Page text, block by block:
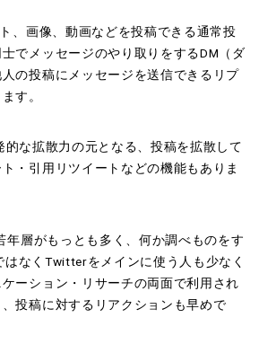
、画像、動画などを投稿できる通常投
でメッセージのやり取りをするDM（ダ
の投稿にメッセージを送信できるリプ
す。
な拡散力の元となる、投稿を拡散して
・引用リツイートなどの機能もありま
年層がもっとも多く、何か調べものをす
なくTwitterをメインに使う人も少なく
ーション・リサーチの両面で利用され
投稿に対するリアクションも早めで